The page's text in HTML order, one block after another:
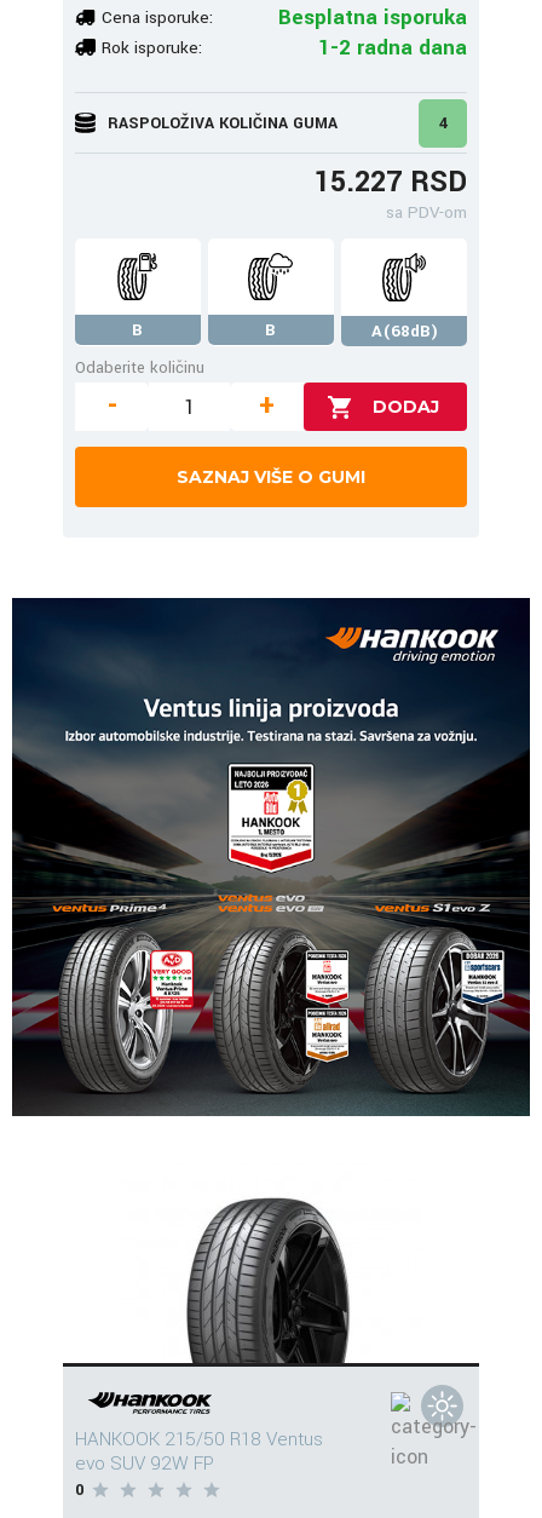
Cena isporuke: Besplatna isporuka
Rok isporuke: 1-2 radna dana
RASPOLOŽIVA KOLIČINA GUMA 4
15.227 RSD
sa PDV-om
B B
A(68dB)
Odaberite količinu
- +
SAZNAJ VIŠE O GUMI
HANKOOK 215/50 R18 Ventus
evo SUV 92W FP
0